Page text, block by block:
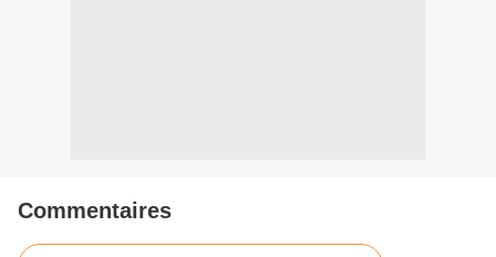
Commentaires